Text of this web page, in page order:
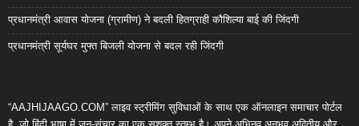
प्रधानमंत्री आवास योजना (ग्रामीण) ने बदली हितग्राही कौशिल्या बाई की जिंदगी
प्रधानमंत्री सूर्यघर मुफ्त बिजली योजना से बदल रही जिंदगी
“AAJHIJAAGO.COM” लाइव स्ट्रीमिंग सुविधाओं के साथ एक ऑनलाइन समाचार पोर्टल